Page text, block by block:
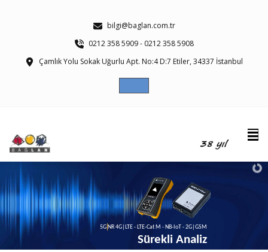
bilgi@baglan.com.tr
0212 358 5909 - 0212 358 5908
Çamlık Yolu Sokak Uğurlu Apt. No:4 D:7 Etiler, 34337 İstanbul
5G NR 4G|LTE - LTE-Cat M - NB-IoT - 2G|GSM
Sürekli Analiz
|